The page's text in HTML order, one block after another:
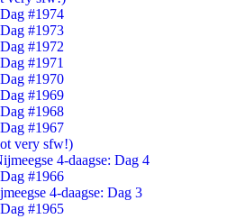
#1974
#1973
#1972
#1971
#1970
#1969
#1968
#1967
very sfw!)
4-daagse: Dag 4
#1966
4-daagse: Dag 3
#1965